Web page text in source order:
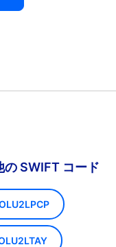
の SWIFT コード